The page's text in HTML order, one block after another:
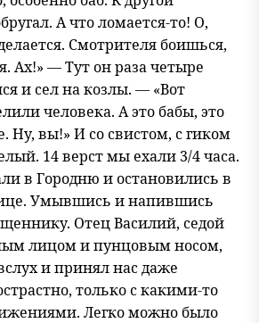
А что ломается-то! О,
Смотрителя боишься,
Ах!» — Тут он раза четыре
и сел на козлы. — «Вот
человека. А это бабы, это
Ну, вы!» И со свистом, с гиком
14 верст мы ехали 3/4 часа.
в Городню и остановились в
Умывшись и напившись
Отец Василий, седой
лицом и пунцовым носом,
и принял нас даже
только с какими-то
Легко можно было